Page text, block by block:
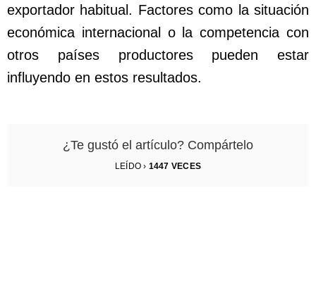
exportador habitual. Factores como la situación
económica internacional o la competencia con
otros países productores pueden estar
influyendo en estos resultados.
¿Te gustó el artículo? Compártelo
LEÍDO › 1447 VECES